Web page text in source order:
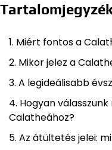
Miért fontos a
Mikor jelez a
A legideálisabb
Hogyan
Calatheához?
Az átültetés jelei: